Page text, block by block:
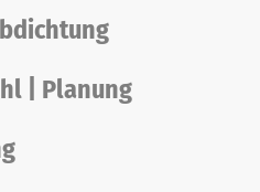
| Planung